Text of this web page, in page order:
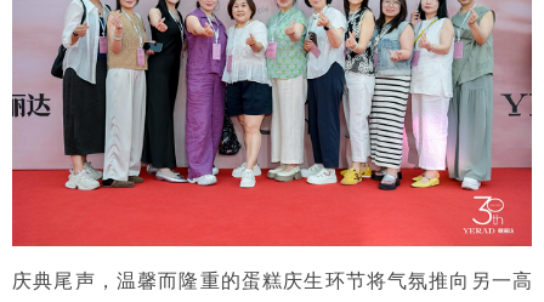
庆典尾声，温馨而隆重的蛋糕庆生环节将气氛推向另一高